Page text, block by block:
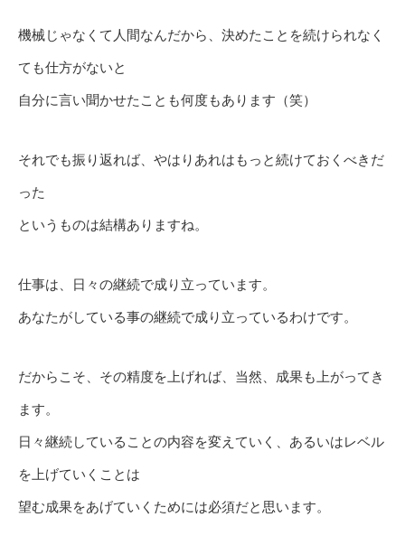
機械じゃなくて人間なんだから、決めたことを続けられなく
ても仕方がないと
自分に言い聞かせたことも何度もあります（笑）
それでも振り返れば、やはりあれはもっと続けておくべきだ
った
というものは結構ありますね。
仕事は、日々の継続で成り立っています。
あなたがしている事の継続で成り立っているわけです。
だからこそ、その精度を上げれば、当然、成果も上がってき
ます。
日々継続していることの内容を変えていく、あるいはレベル
を上げていくことは
望む成果をあげていくためには必須だと思います。